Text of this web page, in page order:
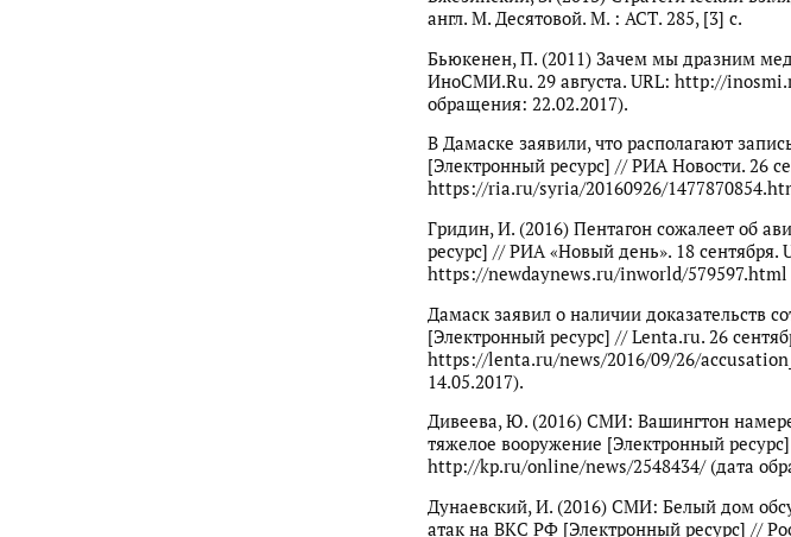
англ. М. Десятовой. М. : АСТ. 285, [3] с.
Бьюкенен, П. (2011) Зачем мы дразним
ИноСМИ.Ru. 29 августа. URL: http://
обращения: 22.02.2017).
В Дамаске заявили, что располагают
[Электронный ресурс] // РИА Новости. 26
https://ria.ru/syria/20160926/
Гридин, И. (2016) Пентагон сожалеет об
ресурс] // РИА «Новый день». 18 сентября.
https://newdaynews.ru/inworld/579597.html
Дамаск заявил о наличии доказательств
[Электронный ресурс] // Lenta.ru. 26
https://lenta.ru/news/2016/09/26/
14.05.2017).
Дивеева, Ю. (2016) СМИ: Вашингтон
тяжелое вооружение [Электронный
http://kp.ru/online/news/2548434/ (дата
Дунаевский, И. (2016) СМИ: Белый дом
атак на ВКС РФ [Электронный ресурс] //